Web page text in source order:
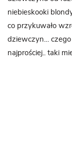
niebieskooki
co przykuwało
dziewczyn… czego
najprościej.. taki